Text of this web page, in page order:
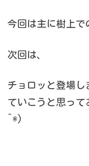
今回は主に樹上で
次回は、
チョロッと登場し
ていこうと思っ
^*)